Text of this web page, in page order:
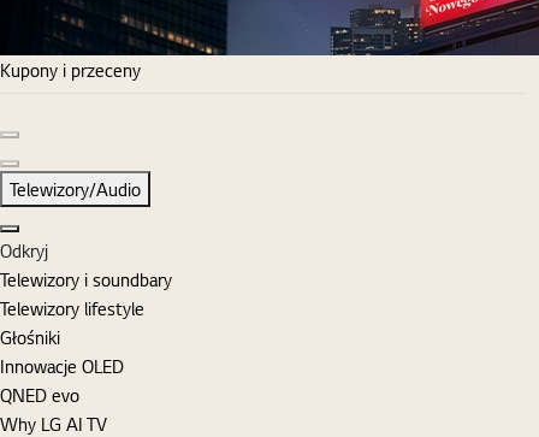
Kupony i przeceny
Następny slajd
Telewizory/Audio
Zamknij
Odkryj
Telewizory i soundbary
Telewizory lifestyle
Głośniki
Innowacje OLED
QNED evo
Why LG AI TV